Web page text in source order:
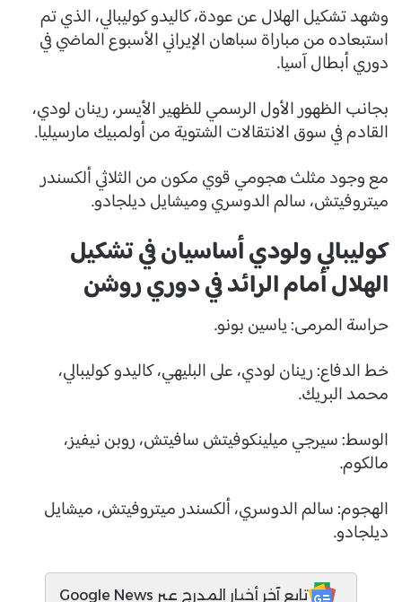
وشهد تشكيل الهلال عن عودة، كاليدو كوليبالي، الذي تم
استبعاده من مباراة سباهان الإيراني الأسبوع الماضي في
دوري أبطال آسيا.
بجانب الظهور الأول الرسمي للظهير الأيسر، رينان لودي،
القادم في سوق الانتقالات الشتوية من أولمبيك مارسيليا.
مع وجود مثلث هجومي قوي مكون من الثلاثي ألكسندر
ميتروفيتش، سالم الدوسري وميشايل ديلجادو.
كوليبالي ولودي أساسيان في تشكيل
الهلال أمام الرائد في دوري روشن
حراسة المرمى: ياسين بونو.
خط الدفاع: رينان لودي، على البليهي، كاليدو كوليبالي،
محمد البريك.
الوسط: سيرجي ميلينكوفيتش سافيتش، روبن نيفيز،
مالكوم.
الهجوم: سالم الدوسري، ألكسندر ميتروفيتش، ميشايل
ديلجادو.
تابع آخر أخبار المدرج عبر Google News